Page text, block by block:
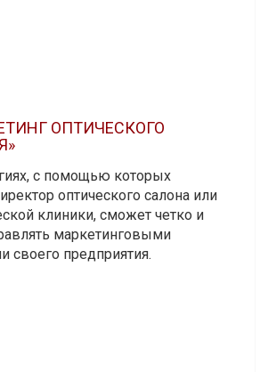
ОПТИЧЕСКОГО
с помощью которых
оптического салона или
клиники, сможет четко и
маркетинговыми
своего предприятия.